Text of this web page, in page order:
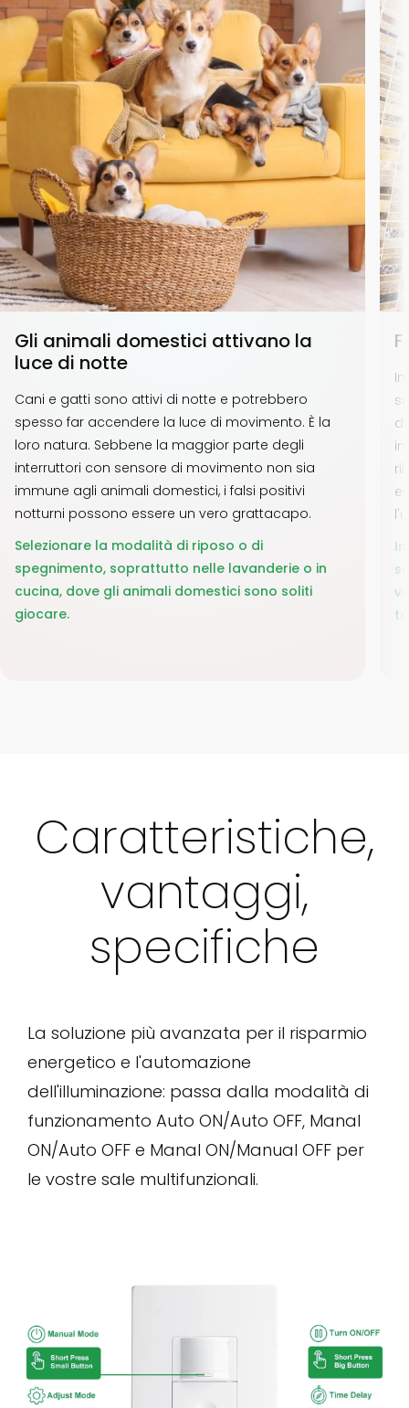
Gli animali domestici attivano la
luce di notte
Cani e gatti sono attivi di notte e potrebbero
spesso far accendere la luce di movimento. È la
loro natura. Sebbene la maggior parte degli
interruttori con sensore di movimento non sia
immune agli animali domestici, i falsi positivi
notturni possono essere un vero grattacapo.
Selezionare la modalità di riposo o di
spegnimento, soprattutto nelle lavanderie o in
cucina, dove gli animali domestici sono soliti
giocare.
Caratteristiche,
vantaggi,
specifiche
La soluzione più avanzata per il risparmio
energetico e l'automazione
dell'illuminazione: passa dalla modalità di
funzionamento Auto ON/Auto OFF, Manal
ON/Auto OFF e Manal ON/Manual OFF per
le vostre sale multifunzionali.